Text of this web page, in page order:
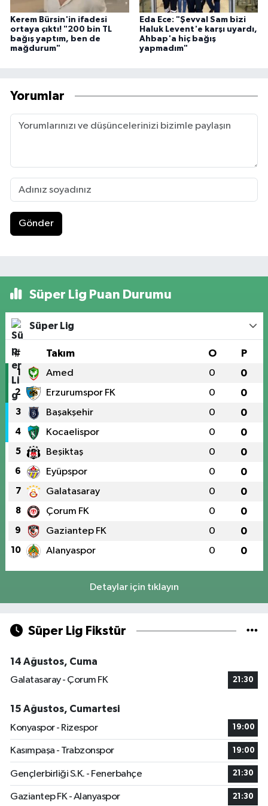
Kerem Bürsin'in ifadesi
ortaya çıktı! "200 bin TL
bağış yaptım, ben de
mağdurum"
Eda Ece: "Şevval Sam bizi
Haluk Levent'e karşı uyardı,
Ahbap'a hiç bağış
yapmadım"
Yorumlar
Gönder
Süper Lig Puan Durumu
Süper Lig
# Takım O P
1 Amed 0 0
2 Erzurumspor FK 0 0
3 Başakşehir 0 0
4 Kocaelispor 0 0
5 Beşiktaş 0 0
6 Eyüpspor 0 0
7 Galatasaray 0 0
8 Çorum FK 0 0
9 Gaziantep FK 0 0
10 Alanyaspor 0 0
Detaylar için tıklayın
Süper Lig Fikstür
14 Ağustos, Cuma
Galatasaray - Çorum FK
21:30
15 Ağustos, Cumartesi
Konyaspor - Rizespor
19:00
Kasımpaşa - Trabzonspor 19:00
Gençlerbirliği S.K. - Fenerbahçe 21:30
Gaziantep FK - Alanyaspor 21:30